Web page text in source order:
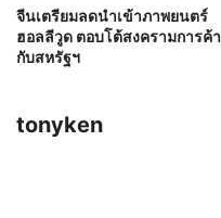
จีนเตรียมลดนำเข้าภาพยนตร์
ฮอลลีวูด ตอบโต้สงครามการค้า
กับสหรัฐฯ
tonyken